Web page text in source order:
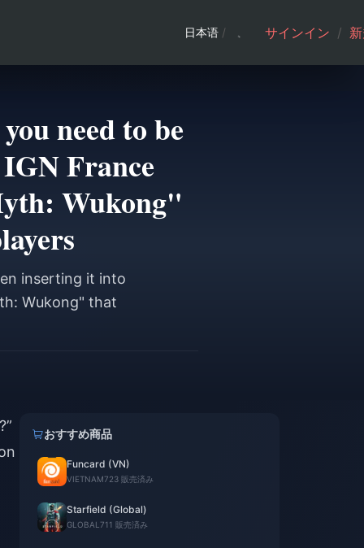
日本语 / サインイン /
need to be
France
Wukong"
inserting it into
Wukong" that
おすすめ商品
Funcard (VN)
VIETNAM723 販売済み
Starfield (Global)
GLOBAL 711 販売済み